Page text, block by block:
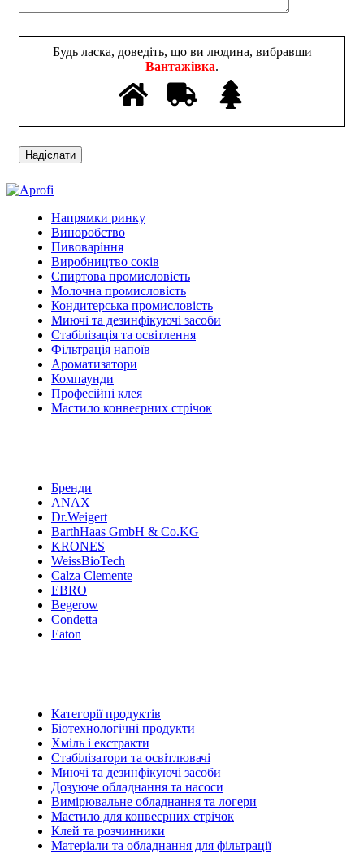
Будь ласка, доведіть, що ви людина, вибравши
Вантажівка.
Напрямки ринку
Виноробство
Пивоваріння
Виробництво соків
Спиртова промисловість
Молочна промисловість
Кондитерська промисловість
Миючі та дезинфікуючі засоби
Стабілізація та освітлення
Фільтрація напоїв
Ароматизатори
Компаунди
Професійні клея
Мастило конвеєрних стрічок
Бренди
ANAX
Dr.Weigert
BarthHaas GmbH & Co.KG
KRONES
WeissBioTech
Calza Clemente
EBRO
Begerow
Condetta
Eaton
Категорії продуктів
Біотехнологічні продукти
Хміль і екстракти
Стабілізатори та освітлювачі
Миючі та дезинфікуючі засоби
Дозуюче обладнання та насоси
Вимірювальне обладнання та логери
Мастило для конвеєрних стрічок
Клей та розчинники
Матеріали та обладнання для фільтрації